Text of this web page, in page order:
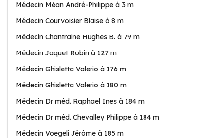
Médecin Méan André-Philippe à 3 m
Médecin Courvoisier Blaise à 8 m
Médecin Chantraine Hughes B. à 79 m
Médecin Jaquet Robin à 127 m
Médecin Ghisletta Valerio à 176 m
Médecin Ghisletta Valerio à 180 m
Médecin Dr méd. Raphael Ines à 184 m
Médecin Dr méd. Chevalley Philippe à 184 m
Médecin Voegeli Jérôme à 185 m